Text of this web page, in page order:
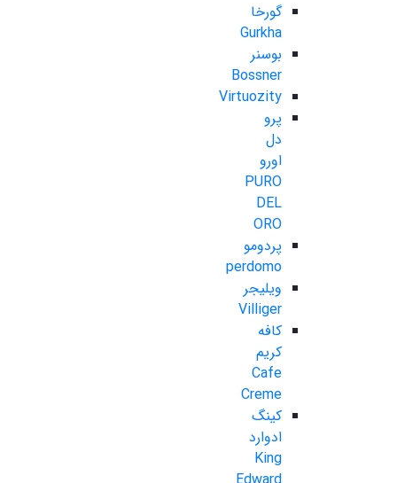
گورخا
Gurkha
بوسنر
Bossner
Virtuozity
پرو
دل
اورو
PURO
DEL
ORO
پردومو
perdomo
ویلیجر
Villiger
کافه
کریم
Cafe
Creme
کینگ
ادوارد
King